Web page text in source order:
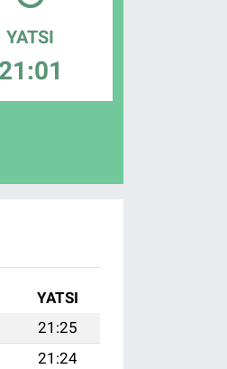
YATSI
21:01
YATSI
21:25
21:24